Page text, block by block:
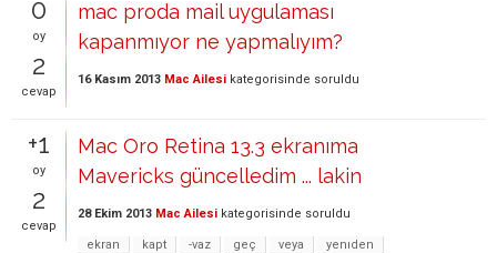
0
oy
2
cevap
mac proda mail uygulaması
kapanmıyor ne yapmalıyım?
16 Kasım 2013 Mac Ailesi kategorisinde soruldu
+1
oy
2
cevap
Mac Oro Retina 13.3 ekranıma
Mavericks güncelledim ... lakin
28 Ekim 2013 Mac Ailesi kategorisinde soruldu
ekran kapt -vaz geç veya
yenıden